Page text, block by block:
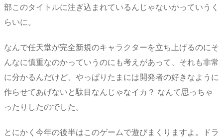
部このタイトルに注ぎ込まれているんじゃないかっていうく
らいに。
なんで任天堂が完全新規のキャラクターを立ち上げるのにそ
んなに慎重なのかっていうのにも考えがあって、それも非常
に分かるんだけど、やっぱりたまには開発者の好きなように
作らせてあげないと駄目なんじゃなイカ？ なんて思っちゃ
ったりしたのでした。
とにかく今年の後半はこのゲームで遊びまくりますよ。ドラ